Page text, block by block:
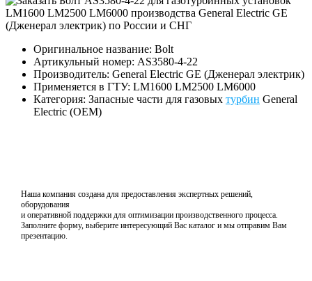
Оригинальное название: Bolt
Артикульный номер: AS3580-4-22
Производитель: General Electric GE (Дженерал электрик)
Применяется в ГТУ: LM1600 LM2500 LM6000
Категория: Запасные части для газовых турбин General
Electric (OEM)
Наша компания создана для предоставления экспертных решений,
оборудования
и оперативной поддержки для оптимизации производственного процесса.
Заполните форму, выберите интересующий Вас каталог и мы отправим Вам
презентацию.